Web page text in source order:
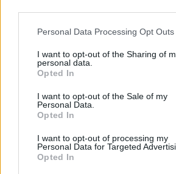
Personal Data Processing Opt Outs
I want to opt-out of the Sharing of
personal data.
Opted In
I want to opt-out of the Sale of my
Personal Data.
Opted In
I want to opt-out of processing my
Personal Data for Targeted
Opted In
Le prossime tappe
Bruxelles ha lanciato un invito a
interesse rivolto agli
operatori della finanza a
15 giugno
interesse rivolto ai promotori
le società che sviluppano
15 agosto